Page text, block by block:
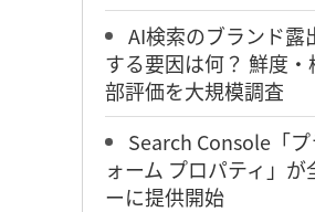
AI検索のブランド露
する要因は何？ 鮮度
部評価を大規模調査
Search Console「
ォーム プロパティ」が
ーに提供開始